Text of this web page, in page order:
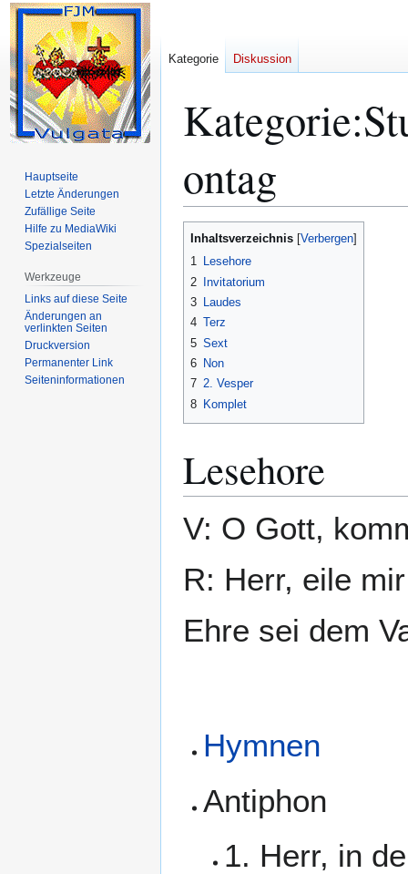
Kategorie:
ontag
Zur
Zur
Inhaltsverzeichnis
1 Lesehore
2
Invitatorium
3 Laudes
4 Terz
5 Sext
6 Non
7 2. Vesper
8 Komplet
Lesehore
V: O Gott,
R: Herr, eile
Ehre sei dem
Hymnen
Antiphon
1. Herr, in
Kategorie Diskussion
Hauptseite
Letzte Änderungen
Zufällige Seite
Hilfe zu MediaWiki
Spezialseiten
Werkzeuge
Links auf diese Seite
Änderungen an
verlinkten Seiten
Druckversion
Permanenter Link
Seiten­­informationen